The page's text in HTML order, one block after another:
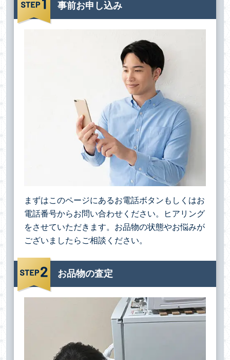
事前お申し込み
まずはこのページにあるお電話ボタンもしくはお
電話番号からお問い合わせください。ヒアリング
をさせていただきます。お品物の状態やお悩みが
ございましたらご相談ください。
お品物の査定